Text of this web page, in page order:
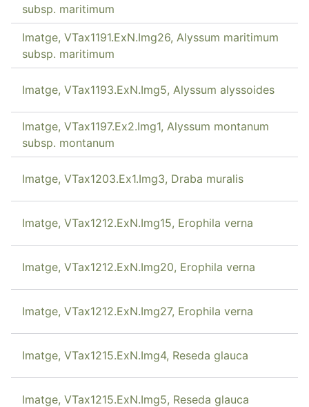
subsp. maritimum
Imatge, VTax1191.ExN.Img26, Alyssum maritimum
subsp. maritimum
Imatge, VTax1193.ExN.Img5, Alyssum alyssoides
Imatge, VTax1197.Ex2.Img1, Alyssum montanum
subsp. montanum
Imatge, VTax1203.Ex1.Img3, Draba muralis
Imatge, VTax1212.ExN.Img15, Erophila verna
Imatge, VTax1212.ExN.Img20, Erophila verna
Imatge, VTax1212.ExN.Img27, Erophila verna
Imatge, VTax1215.ExN.Img4, Reseda glauca
Imatge, VTax1215.ExN.Img5, Reseda glauca